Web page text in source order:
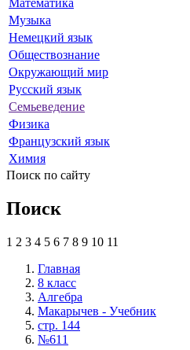
Музыка
Немецкий язык
Обществознание
Окружающий мир
Русский язык
Семьеведение
Физика
Французский язык
Химия
Поиск по сайту
Поиск
1 2 3 4 5 6 7 8 9 10 11
Главная
8 класс
Алгебра
Макарычев - Учебник
стр. 144
№611